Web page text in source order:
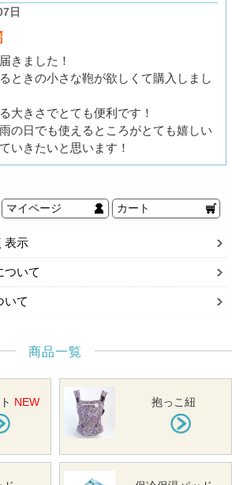
日
きました！
ときの小さな鞄が欲しくて購入しまし
大きさでとても便利です！
の日でも使えるところがとても嬉しい
いきたいと思います！
マイページ カート
表示
ついて
いて
商品一覧
NEW 抱っこ紐